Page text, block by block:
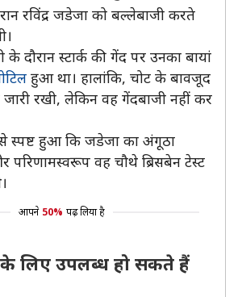
रविंद्र जडेजा को बल्लेबाजी करते
के दौरान स्टार्क की गेंद पर उनका बायां
हुआ था। हालांकि, चोट के बावजूद
जारी रखी, लेकिन वह गेंदबाजी नहीं कर
स्पष्ट हुआ कि जडेजा का अंगूठा
वह चौथे ब्रिसबेन टेस्ट
आपने 50% पढ़ लिया है
के लिए उपलब्ध हो सकते हैं